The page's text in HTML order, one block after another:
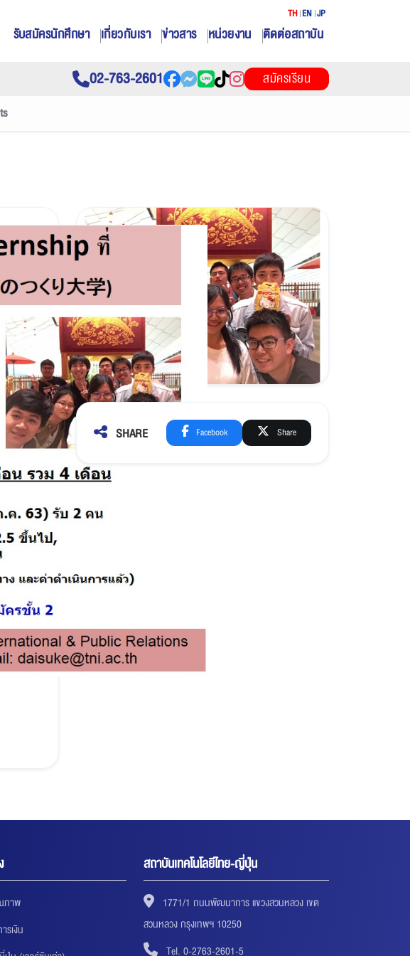
รับสมัครนักศึกษา เกี่ยวกับเรา ข่าวสาร หน่วยงาน ติดต่อสถาบัน
TH EN JP
02-763-2601 สมัครเรียน
SHARE Facebook Share
ภาพ
รเงิน
สถาบันเทคโนโลยีไทย-ญี่ปุ่น
1771/1 ถนนพัฒนาการ แขวงสวนหลวง เขต
สวนหลวง กรุงเทพฯ 10250
Tel. 0-2763-2601-5